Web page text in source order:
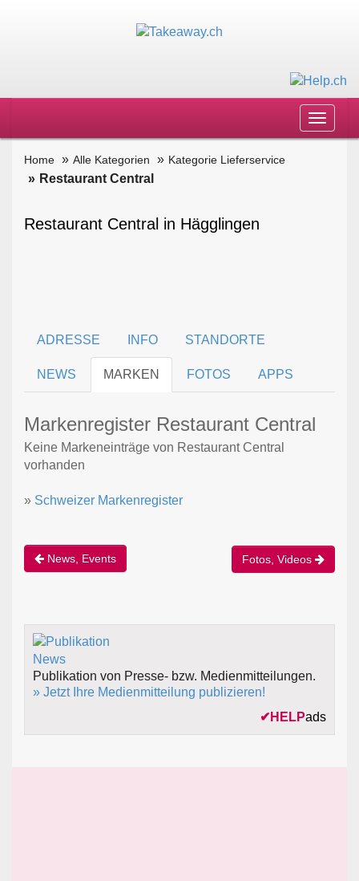
Toggle
Home Alle Kategorien Kategorie Lieferservice
Restaurant Central
Restaurant Central in Hägglingen
ADRESSE INFO STANDORTE
NEWS MARKEN FOTOS APPS
Markenregister Restaurant Central
Keine Markeneinträge von Restaurant Central
vorhanden
» Schweizer Markenregister
News, Events Fotos, Videos
Publikation von Presse- bzw. Medienmitteilungen.
» Jetzt Ihre Medienmitteilung publizieren!
✔ HELPads